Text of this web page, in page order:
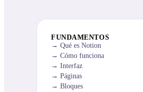
FUNDAMENTOS
Qué es Notion
Cómo funciona
Interfaz
Páginas
Bloques